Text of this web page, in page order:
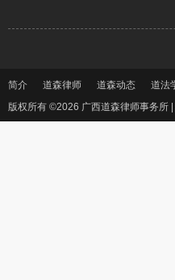
简介 道森律师 道森动态 道法
版权所有 ©2026 广西道森律师事务所 |